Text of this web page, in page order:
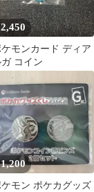
2,450
モンカード ディア
ガ コイン
1,200
モン ポケカグッズ